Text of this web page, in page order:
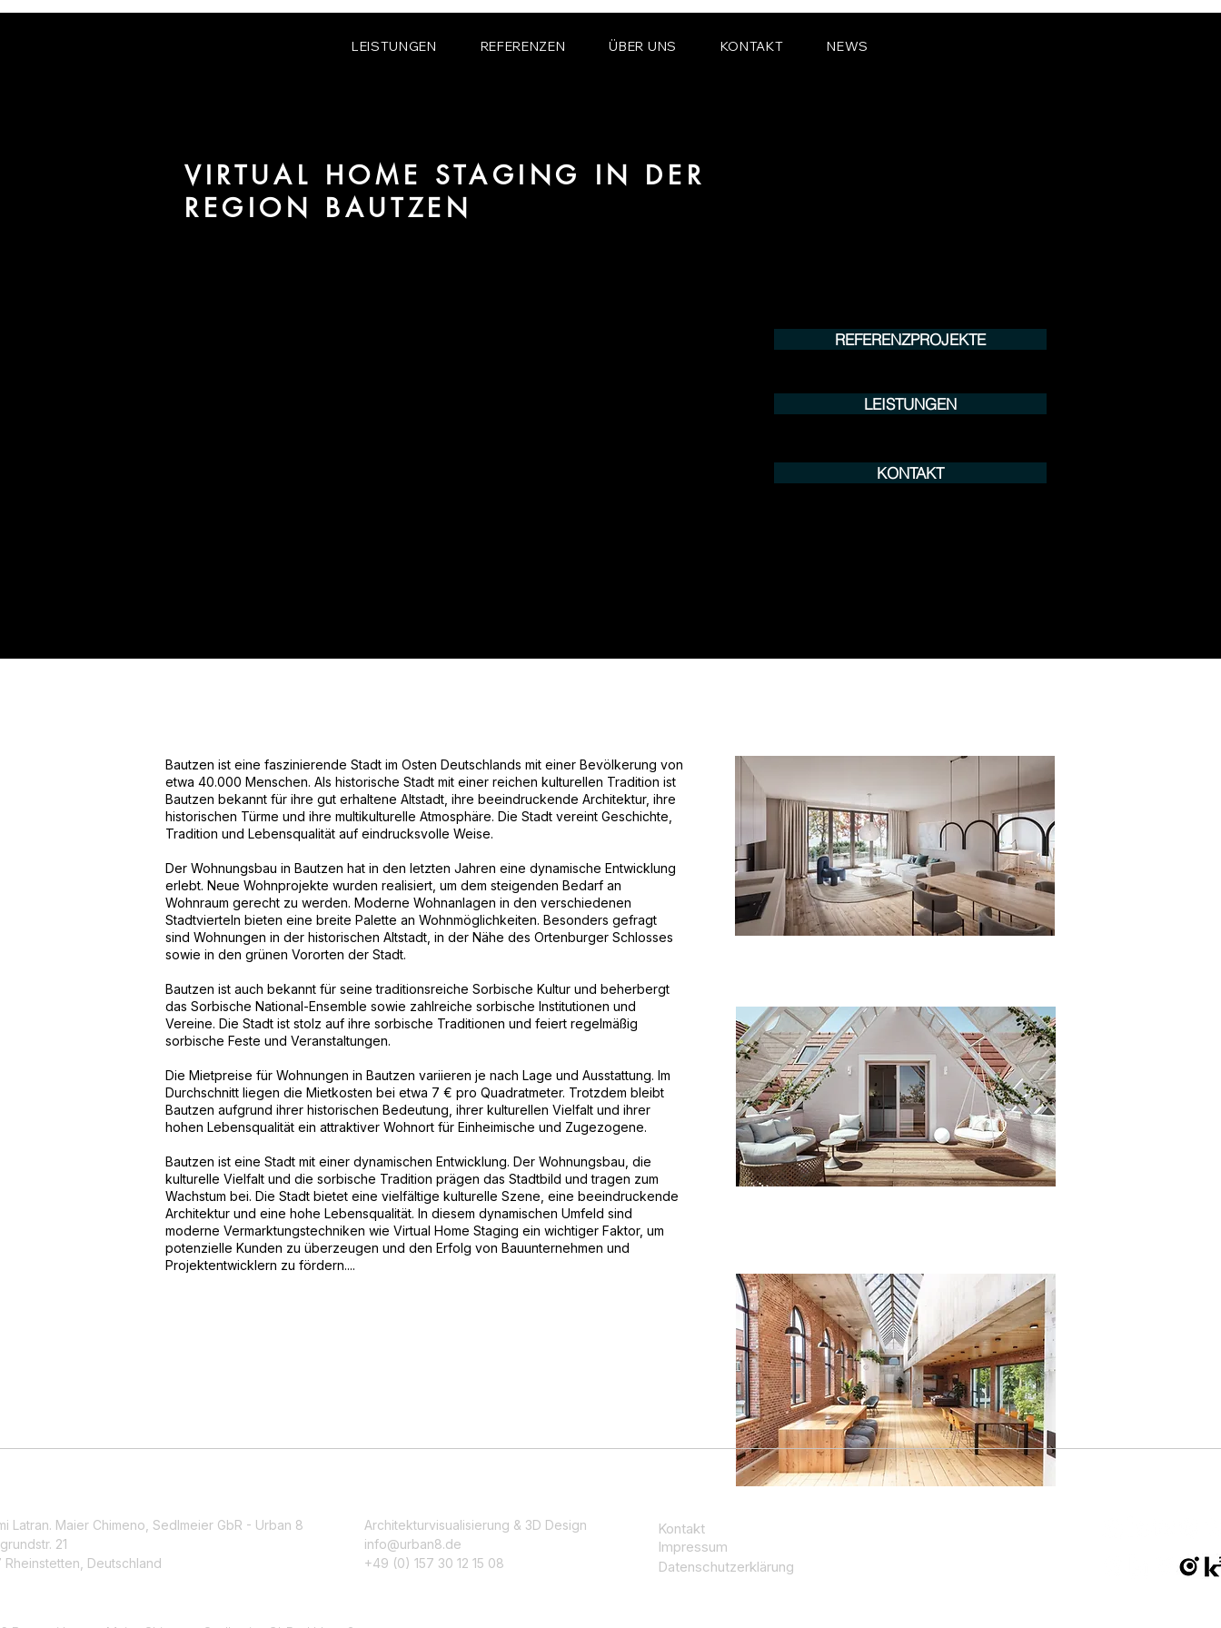
LEISTUNGEN REFERENZEN ÜBER UNS KONTAKT NEWS
VIRTUAL HOME STAGING IN DER
REGION BAUTZEN
KONTAKT
LEISTUNGEN
REFERENZPROJEKTE
Bautzen ist eine faszinierende Stadt im Osten Deutschlands mit einer Bevölkerung von
etwa 40.000 Menschen. Als historische Stadt mit einer reichen kulturellen Tradition ist
Bautzen bekannt für ihre gut erhaltene Altstadt, ihre beeindruckende Architektur, ihre
historischen Türme und ihre multikulturelle Atmosphäre. Die Stadt vereint Geschichte,
Tradition und Lebensqualität auf eindrucksvolle Weise.
Der Wohnungsbau in Bautzen hat in den letzten Jahren eine dynamische Entwicklung
erlebt. Neue Wohnprojekte wurden realisiert, um dem steigenden Bedarf an
Wohnraum gerecht zu werden. Moderne Wohnanlagen in den verschiedenen
Stadtvierteln bieten eine breite Palette an Wohnmöglichkeiten. Besonders gefragt
sind Wohnungen in der historischen Altstadt, in der Nähe des Ortenburger Schlosses
sowie in den grünen Vororten der Stadt.
Bautzen ist auch bekannt für seine traditionsreiche Sorbische Kultur und beherbergt
das Sorbische National-Ensemble sowie zahlreiche sorbische Institutionen und
Vereine. Die Stadt ist stolz auf ihre sorbische Traditionen und feiert regelmäßig
sorbische Feste und Veranstaltungen.
Die Mietpreise für Wohnungen in Bautzen variieren je nach Lage und Ausstattung. Im
Durchschnitt liegen die Mietkosten bei etwa 7 € pro Quadratmeter. Trotzdem bleibt
Bautzen aufgrund ihrer historischen Bedeutung, ihrer kulturellen Vielfalt und ihrer
hohen Lebensqualität ein attraktiver Wohnort für Einheimische und Zugezogene.
Bautzen ist eine Stadt mit einer dynamischen Entwicklung. Der Wohnungsbau, die
kulturelle Vielfalt und die sorbische Tradition prägen das Stadtbild und tragen zum
Wachstum bei. Die Stadt bietet eine vielfältige kulturelle Szene, eine beeindruckende
Architektur und eine hohe Lebensqualität. In diesem dynamischen Umfeld sind
moderne Vermarktungstechniken wie Virtual Home Staging ein wichtiger Faktor, um
potenzielle Kunden zu überzeugen und den Erfolg von Bauunternehmen und
Projektentwicklern zu fördern....
Latran. Maier Chimeno, Sedlmeier GbR - Urban 8
21
Deutschland
Architekturvisualisierung & 3D Design
info@urban8.de
+49 (0) 157 30 12 15 08
Kontakt
Impressum
Datenschutzerklärung